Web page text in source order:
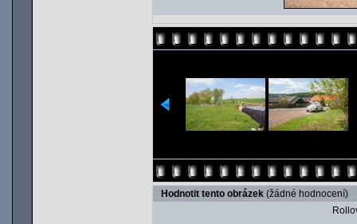
Hodnotit tento obrázek (žádné hodnocení)